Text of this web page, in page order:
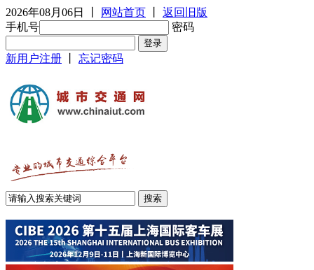
2026年08月06日 网站首页
返回旧版
手机号
密码
新用户注册 忘记密码